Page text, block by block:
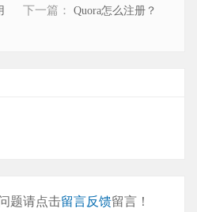
下一篇： Quora怎么注册？
题请点击留言反馈留言！